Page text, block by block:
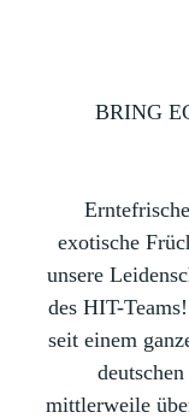
BRING
exotische
unsere
des HIT-
seit einem
mittlerweile